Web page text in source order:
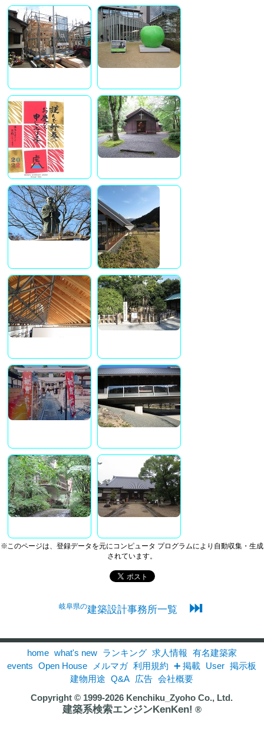
※このページは、登録データを元にコンピュータ プログラムにより自動収集・生成
されています。
岐阜県の建築設計事務所一覧 ⏭
home what's new ランキング 求人情報 有名建築家
events
Open House メルマガ 利用規約 ➕ 掲載 User 掲示板
建物用途
Q&A 広告 会社概要
Copyright © 1999-2026 Kenchiku_Zyoho Co., Ltd.
建築系検索エンジンKenKen! ®